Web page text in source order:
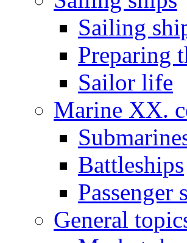
Sailing
Preparing
Sailor life
Marine XX.
Battleships
Passenger
General